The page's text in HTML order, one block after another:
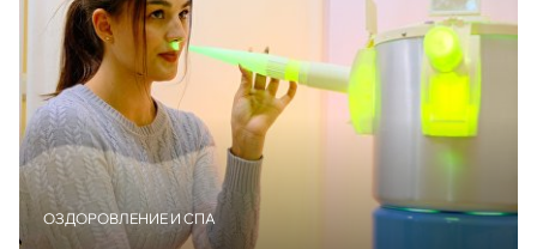
ОЗДОРОВЛЕНИЕ И СПА